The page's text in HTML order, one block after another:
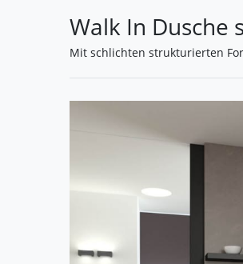
Walk In Dusche
Mit schlichten strukturierten